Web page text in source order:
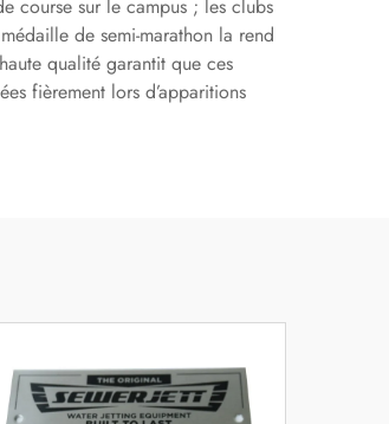
course sur le campus ; les clubs
de semi-marathon la rend
qualité garantit que ces
fièrement lors d’apparitions